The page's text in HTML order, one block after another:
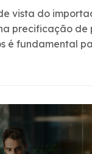
vista do
precificação de
é fundamental